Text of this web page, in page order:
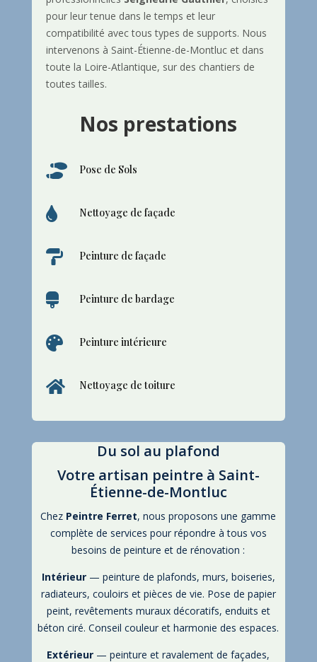
pour leur tenue dans le temps et leur
compatibilité avec tous types de supports. Nous
intervenons à Saint-Étienne-de-Montluc et dans
toute la Loire-Atlantique, sur des chantiers de
toutes tailles.
Nos prestations
 Pose de Sols
 Nettoyage de façade
 Peinture de façade
 Peinture de bardage
 Peinture intérieure
 Nettoyage de toiture
Du sol au plafond
Votre artisan peintre à Saint-
Étienne-de-Montluc
Chez Peintre Ferret, nous proposons une gamme
complète de services pour répondre à tous vos
besoins de peinture et de rénovation :
Intérieur— peinture de plafonds, murs, boiseries,
radiateurs, couloirs et pièces de vie. Pose de papier
peint, revêtements muraux décoratifs, enduits et
béton ciré. Conseil couleur et harmonie des espaces.
Extérieur — peinture et ravalement de façades,